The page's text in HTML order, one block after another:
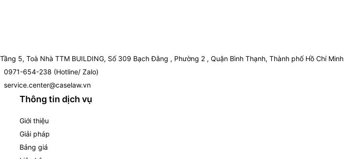
Tầng 5, Toà Nhà TTM BUILDING, Số 309 Bạch Đằng , Phường 2 , Quận Bình Thạnh, Thành phố Hồ Chí Minh
0971-654-238 (Hotline/ Zalo)
service.center@caselaw.vn
Thông tin dịch vụ
Giới thiệu
Giải pháp
Bảng giá